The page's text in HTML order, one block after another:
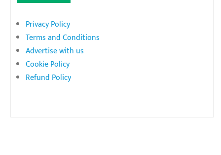
Privacy Policy
Terms and Conditions
Advertise with us
Cookie Policy
Refund Policy